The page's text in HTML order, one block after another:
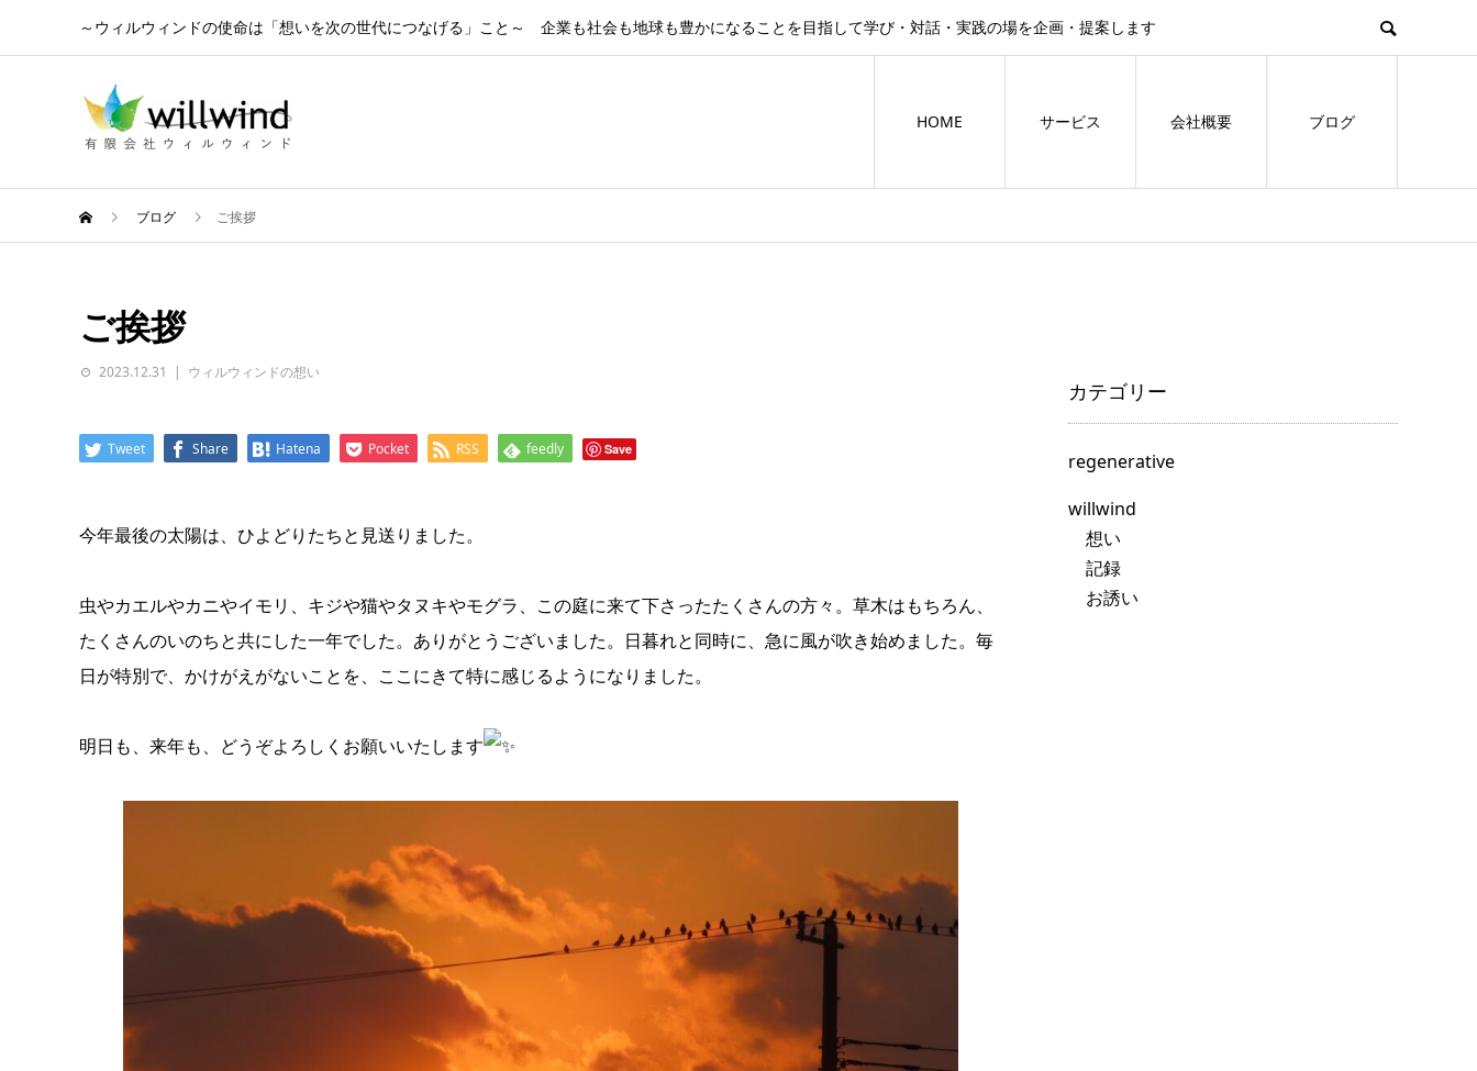
～ウィルウィンドの使命は「想いを次の世代につなげる」こと～ 企業も社会も地球も豊かになることを目指して学び・対話・実践の場を企画・提案します
HOME サービス 会社概要 ブログ
ブログ ご挨拶
ご挨拶
2023.12.31 ウィルウィンドの想い
Tweet Share Hatena Pocket RSS feedly Save
今年最後の太陽は、ひよどりたちと見送りました。
虫やカエルやカニやイモリ、キジや猫やタヌキやモグラ、この庭に来て下さったたくさんの方々。草木はもちろん、
たくさんのいのちと共にした一年でした。ありがとうございました。日暮れと同時に、急に風が吹き始めました。毎
日が特別で、かけがえがないことを、ここにきて特に感じるようになりました。
明日も、来年も、どうぞよろしくお願いいたします
カテゴリー
regenerative
willwind
想い
記録
お誘い